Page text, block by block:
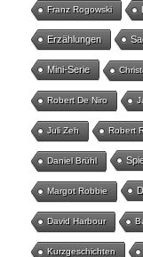
Franz Rogowski
Erzählungen
Mini-Serie
Robert De Niro
Juli Zeh Robert
Daniel Brühl
Margot Robbie
David Harbour
Kurzgeschichten